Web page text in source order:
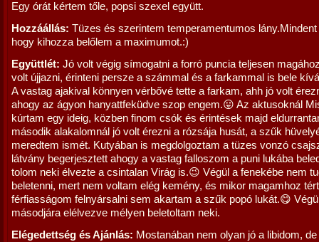
Egy órát kértem tőle, popsi szexel együtt.
Hozzáállás: Tüzes és szerintem temperamentumos
hogy kihozza belőlem a maximumot.:)
Együttlét: Jó volt végig símogatni a forró puncia teljesen
volt újjazni, érinteni persze a számmal és a farkammal is bele
A vastag ajakival könnyen vérbővé tette a farkam, ahh jó volt
ahogy az ágyon hanyattfeküdve szop engem.😛 Az aktusoknál
kúrtam egy ideig, közben finom csók és érintések majd
második alakalomnál jó volt érezni a rózsája husát, a szűk
meredtem ismét. Kutyában is megdolgoztam a tüzes vonzó
látvány begerjesztett ahogy a vastag falloszom a puni lukába
tolom neki élvezte a csintalan Virág is.😉 Végül a fenekébe nem
beletenni, mert nem voltam elég kemény, és mikor magamhoz
férfiasságom felnyársalni sem akartam a szűk popó lukát.😋
másodjára elélvezve mélyen beletoltam neki.
Elégedettség és Ajánlás: Mostanában nem olyan jó a libidom,